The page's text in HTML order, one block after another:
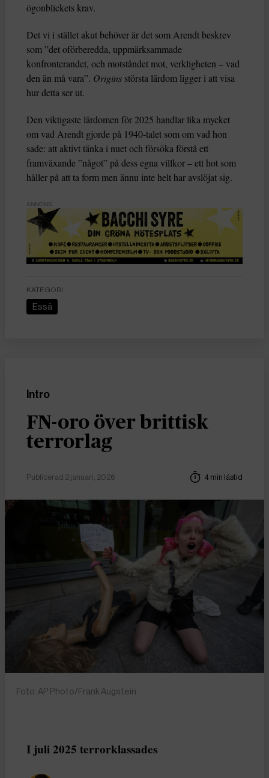
ögonblickets krav.
Det vi i stället akut behöver är det som Arendt beskrev
som ”det oförberedda, uppmärksammade
konfronterandet, och motståndet mot, verkligheten – vad
den än må vara”. Origins största lärdom ligger i att visa
hur detta ser ut.
Den viktigaste lärdomen för 2025 handlar lika mycket
om vad Arendt gjorde på 1940-talet som om vad hon
sade: att aktivt tänka i nuet och försöka förstå ett
framväxande ”något” på dess egna villkor – ett hot som
håller på att ta form men ännu inte helt har avslöjat sig.
ANNONS
KATEGORI
Essä
Intro
FN-oro över brittisk
terrorlag
Publicerad 2 januari, 2026 4 min lästid
Foto: AP Photo/Frank Augstein
I juli 2025 terrorklassades